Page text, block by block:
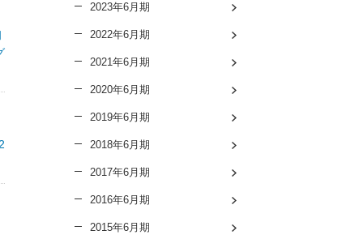
2023年6月期
2022年6月期
2021年6月期
2020年6月期
2019年6月期
2018年6月期
2017年6月期
2016年6月期
2015年6月期